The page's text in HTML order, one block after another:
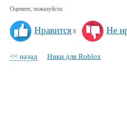
Оцените, пожалуйста:
Нравится 8 Не
<< назад Ники для Roblox